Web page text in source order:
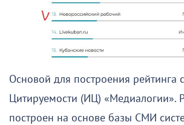
Основой для построения рейтинга
Цитируемости (ИЦ) «Медиалогии».
построен на основе базы СМИ